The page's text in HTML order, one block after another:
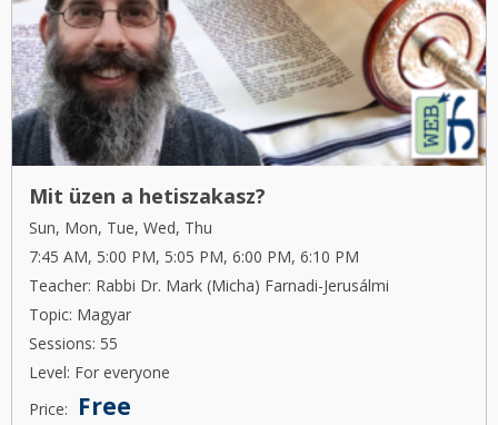
Mit üzen a hetiszakasz?
Sun, Mon, Tue, Wed, Thu
7:45 AM, 5:00 PM, 5:05 PM, 6:00 PM, 6:10 PM
Teacher: Rabbi Dr. Mark (Micha) Farnadi-Jerusálmi
Topic: Magyar
Sessions: 55
Level: For everyone
Price:
Free